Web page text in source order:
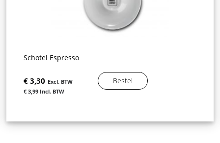
Schotel Espresso
€ 3,30
€ 3,99
Bestel